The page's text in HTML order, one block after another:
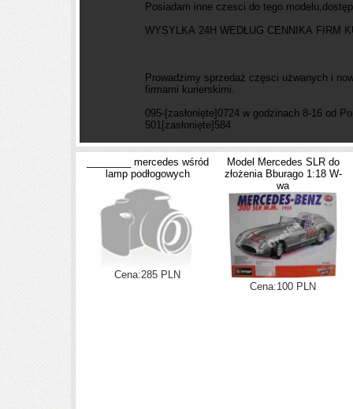
Posiadam inne czesci do tego
WYSYLKA 24H WEDŁUG CENNIKA FIRM
Prowadzimy sprzedaż częsci użwanych i
firmami kurierskimi.
095-[zasłonięte]0724 w godzinach 8-16 od
501[zasłonięte] 584.
________ mercedes wśród
lamp podłogowych
Cena:285 PLN
Model Mercedes SLR do
złożenia Bburago 1:18 W-
wa
Cena:100 PLN